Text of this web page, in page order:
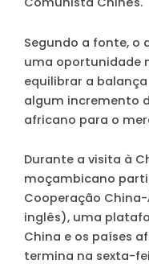
Segundo a fonte, o
uma oportunidade
equilibrar a
algum incremento
africano para o
Durante a visita à
moçambicano
Cooperação China-
inglês), uma
China e os países
termina na sexta-